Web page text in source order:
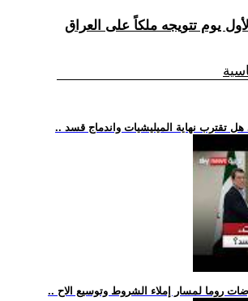
هل تقترب نهاية الميليشيات واندماج قسد
روما لمسار إملاء الشروط وتوسيع الاح